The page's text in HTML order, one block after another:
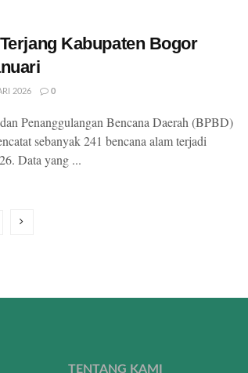
Kabupaten Bogor
2026 0
Penanggulangan Bencana Daerah (BPBD)
sebanyak 241 bencana alam terjadi
Data yang ...
TENTANG KAMI